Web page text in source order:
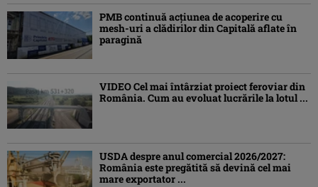
PMB continuă acțiunea de acoperire cu
mesh-uri a clădirilor din Capitală aflate în
paragină
VIDEO Cel mai întârziat proiect feroviar din
România. Cum au evoluat lucrările la lotul ...
USDA despre anul comercial 2026/2027:
România este pregătită să devină cel mai
mare exportator ...